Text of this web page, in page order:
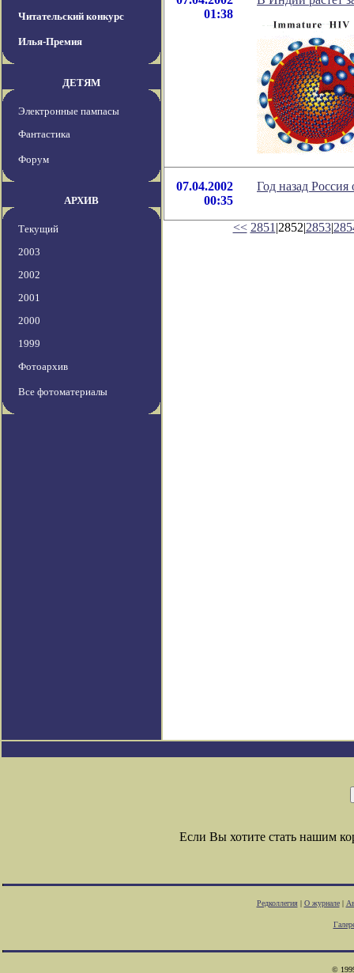
Читательский конкурс
Илья-Премия
ДЕТЯМ
Электронные пампасы
Фантастика
Форум
АРХИВ
Текущий
2003
2002
2001
2000
1999
Фотоархив
Все фотоматериалы
01:38
07.04.2002
00:35
Год назад
<< 2851 |2852|2853|
Если Вы хотите стать нашим
Редколлегия| О журнале|
©